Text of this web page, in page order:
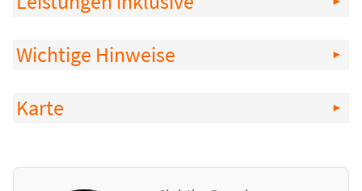
Wichtige Hinweise
Karte